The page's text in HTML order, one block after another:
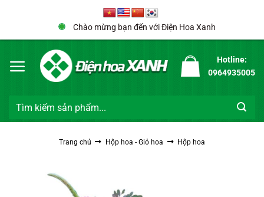
Chào mừng bạn đến với Điện Hoa Xanh
Hotline:
0964935005
Tìm
Trang chủ Hộp hoa - Giỏ hoa Hộp hoa